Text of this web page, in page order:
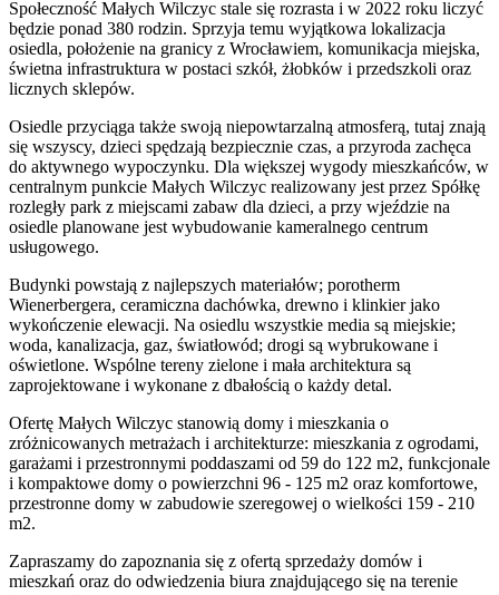
Społeczność Małych Wilczyc stale się rozrasta i w 2022 roku liczyć
będzie ponad 380 rodzin. Sprzyja temu wyjątkowa lokalizacja
osiedla, położenie na granicy z Wrocławiem, komunikacja miejska,
świetna infrastruktura w postaci szkół, żłobków i przedszkoli oraz
licznych sklepów.
Osiedle przyciąga także swoją niepowtarzalną atmosferą, tutaj znają
się wszyscy, dzieci spędzają bezpiecznie czas, a przyroda zachęca
do aktywnego wypoczynku. Dla większej wygody mieszkańców, w
centralnym punkcie Małych Wilczyc realizowany jest przez Spółkę
rozległy park z miejscami zabaw dla dzieci, a przy wjeździe na
osiedle planowane jest wybudowanie kameralnego centrum
usługowego.
Budynki powstają z najlepszych materiałów; porotherm
Wienerbergera, ceramiczna dachówka, drewno i klinkier jako
wykończenie elewacji. Na osiedlu wszystkie media są miejskie;
woda, kanalizacja, gaz, światłowód; drogi są wybrukowane i
oświetlone. Wspólne tereny zielone i mała architektura są
zaprojektowane i wykonane z dbałością o każdy detal.
Ofertę Małych Wilczyc stanowią domy i mieszkania o
zróżnicowanych metrażach i architekturze: mieszkania z ogrodami,
garażami i przestronnymi poddaszami od 59 do 122 m2, funkcjonale
i kompaktowe domy o powierzchni 96 - 125 m2 oraz komfortowe,
przestronne domy w zabudowie szeregowej o wielkości 159 - 210
m2.
Zapraszamy do zapoznania się z ofertą sprzedaży domów i
mieszkań oraz do odwiedzenia biura znajdującego się na terenie